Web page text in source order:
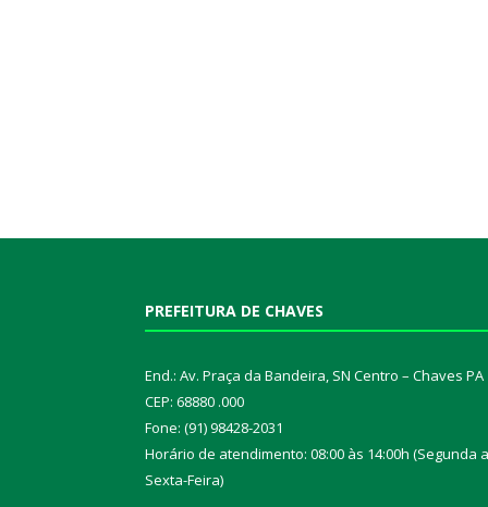
PREFEITURA DE CHAVES
End.: Av. Praça da Bandeira, SN Centro – Chaves PA
CEP: 68880 .000
Fone: (91) 98428-2031
Horário de atendimento: 08:00 às 14:00h (Segunda a
Sexta-Feira)